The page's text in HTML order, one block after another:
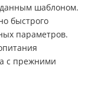
шаблоном.
быстрого
параметров.
с прежними